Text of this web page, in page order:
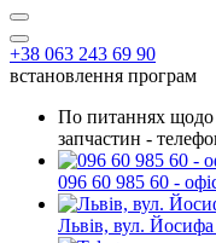
+38 063 243 69 90
встановлення програм
По питаннях щодо
запчастин -
096 60 985 60 -
Львів, вул.